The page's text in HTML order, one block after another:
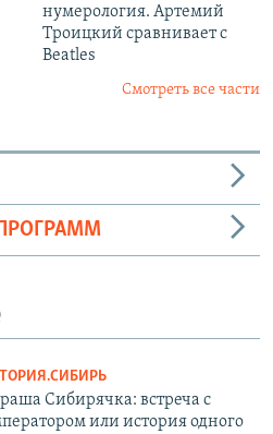
нумерология. Артемий
Троицкий сравнивает с
Beatles
Смотреть все части
Сибирячка: встреча с
или история одного